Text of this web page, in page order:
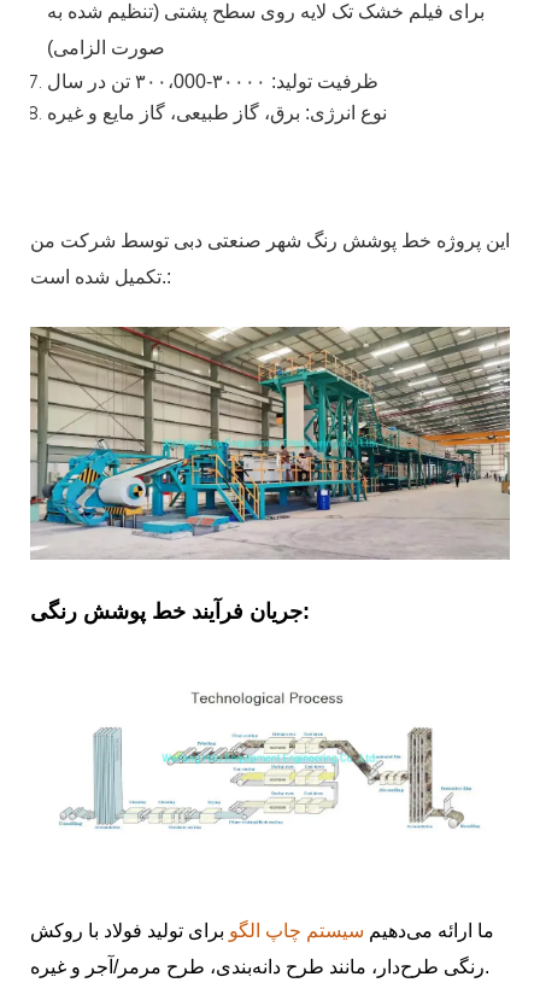
برای فیلم خشک تک لایه روی سطح پشتی (تنظیم شده به
صورت الزامی)
ظرفیت تولید: ۳۰۰۰۰-۳۰۰،000
تن در سال
نوع انرژی: برق، گاز طبیعی، گاز مایع و غیره
این پروژه خط پوشش رنگ شهر صنعتی دبی توسط شرکت من
تکمیل شده است.:
جریان فرآیند خط پوشش رنگی:
ما ارائه می‌دهیم سیستم چاپ الگو برای تولید فولاد با روکش
رنگی طرح‌دار، مانند طرح دانه‌بندی، طرح مرمر/آجر و غیره.